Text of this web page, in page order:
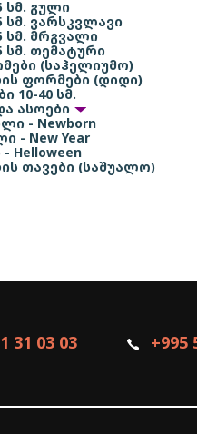
სმ. გული
სმ. ვარსკვლავი
სმ. მრგვალი
სმ. თემატური
(საჰელიუმო)
ფორმები (დიდი)
10-40 სმ.
ასოები
- Newborn
- New Year
Helloween
თავები (საშუალო)
31 03 03 +995